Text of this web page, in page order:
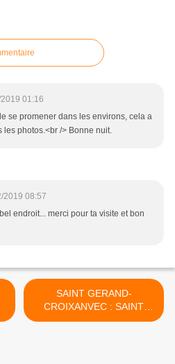
01:16
se promener dans les environs, cela a
les photos.<br /> Bonne nuit.
2019 08:57
endroit... merci pour ta visite et bon
SAINT GERAND-
CROIXANVEC : SAINT
GERAND >